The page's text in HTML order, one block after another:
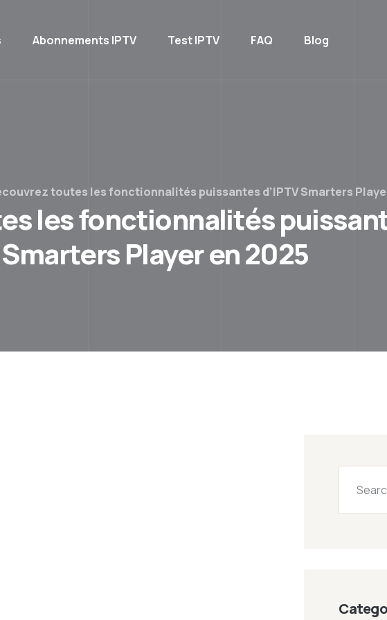
Abonnements IPTV Test IPTV FAQ Blog
toutes les fonctionnalités puissantes d’IPTV Smarters
les fonctionnalités
Smarters Player en 2025